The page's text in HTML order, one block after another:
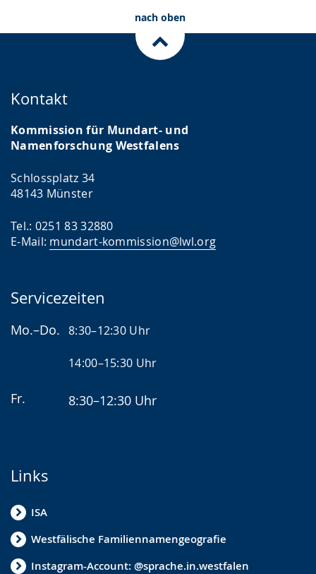
nach oben
Kontakt
Kommission für Mundart- und
Namenforschung Westfalens
Schlossplatz 34
48143 Münster
Tel.: 0251 83 32880
E-Mail: mundart-kommission@lwl.org
Servicezeiten
Mo.–Do. 8:30–12:30 Uhr
14:00–15:30 Uhr
Fr. 8:30–12:30 Uhr
Links
ISA
Westfälische Familiennamengeografie
Instagram-Account: @sprache.in.westfalen